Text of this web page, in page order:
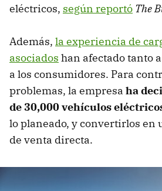
eléctricos, según reportó The
Además, la experiencia de
asociados han afectado tanto
a los consumidores. Para
problemas, la empresa ha
de 30,000 vehículos
lo planeado, y convertirlos en
de venta directa.